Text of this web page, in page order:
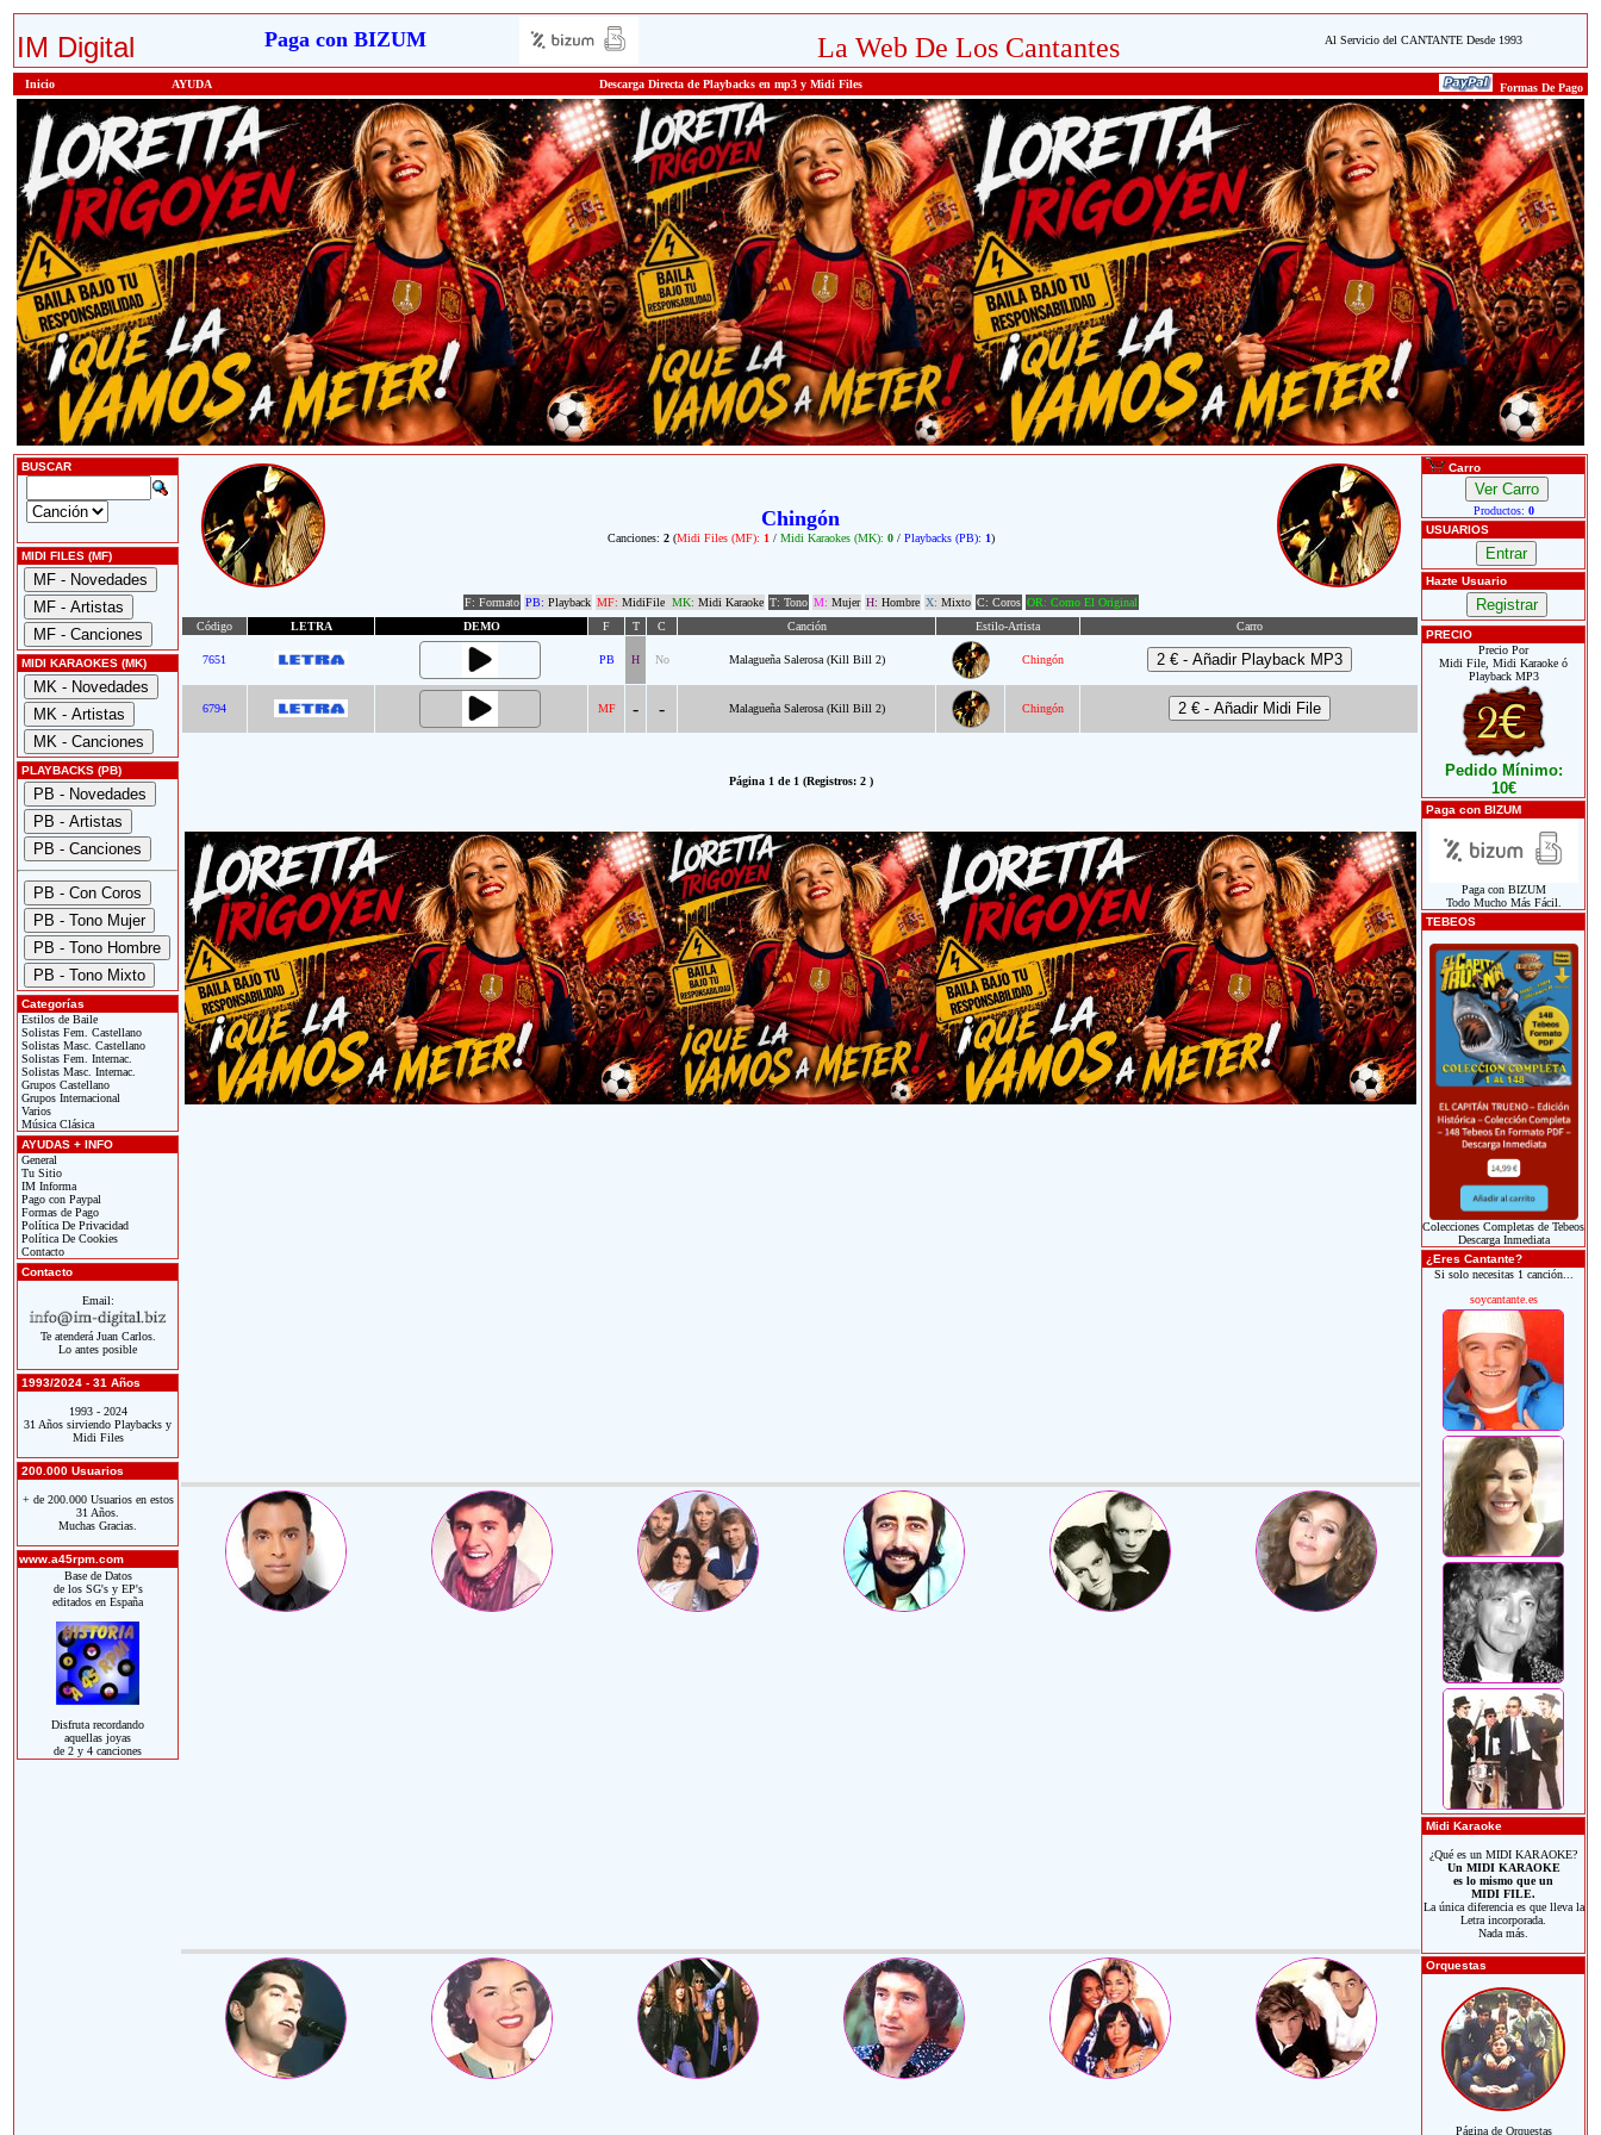
IM Digital Paga con BIZUM La Web De Los Cantantes Al Servicio del CANTANTE Desde 1993
Inicio AYUDA Descarga Directa de Playbacks en mp3 y Midi Files Formas De Pago
BUSCAR
MIDI FILES (MF)
MIDI KARAOKES (MK)
PLAYBACKS (PB)
Categorías
Estilos de Baile
Solistas Fem. Castellano
Solistas Masc. Castellano
Solistas Fem. Internac.
Solistas Masc. Internac.
Grupos Castellano
Grupos Internacional
Varios
Música Clásica
AYUDAS + INFO
General
Tu Sitio
IM Informa
Pago con Paypal
Formas de Pago
Política De Privacidad
Política De Cookies
Contacto
Contacto
Email:
Te atenderá Juan Carlos.
Lo antes posible
1993/2024 - 31 Años
1993 - 2024
31 Años sirviendo Playbacks y
Midi Files
200.000 Usuarios
+ de 200.000 Usuarios en estos
31 Años.
Muchas Gracias.
www.a45rpm.com
Base de Datos
de los SG's y EP's
editados en España
Disfruta recordando
aquellas joyas
de 2 y 4 canciones
Chingón
Canciones: 2(Midi Files (MF): 1 /Midi Karaokes (MK): 0/ Playbacks (PB): 1)
F: Formato PB: Playback MF: MidiFile MK: Midi Karaoke T: Tono M: Mujer H: Hombre X: Mixto C: Coros OR: Como El Original
Código
LETRA DEMO F T C Canción Estilo-Artista Carro
7651 PB H No Malagueña Salerosa (Kill Bill 2) Chingón
6794 MF - - Malagueña Salerosa (Kill Bill 2) Chingón
Página 1 de 1 (Registros: 2 )
Carro
Productos: 0
USUARIOS
Hazte Usuario
PRECIO
Precio Por
Midi File, Midi Karaoke ó
Playback MP3
Pedido Mínimo:
10€
Paga con BIZUM
Paga con BIZUM
Todo Mucho Más Fácil.
TEBEOS
Colecciones Completas de Tebeos
Descarga Inmediata
¿Eres Cantante?
Si solo necesitas 1 canción...
soycantante.es
Midi Karaoke
¿Qué es un MIDI KARAOKE?
Un MIDI KARAOKE
es lo mismo que un
MIDI FILE.
La única diferencia es que lleva la
Letra incorporada.
Nada más.
Orquestas
Página de Orquestas